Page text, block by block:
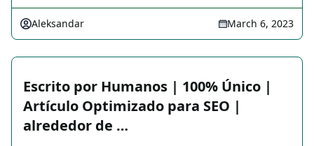
Aleksandar March 6, 2023
Escrito por Humanos | 100% Único |
Artículo Optimizado para SEO |
alrededor de …